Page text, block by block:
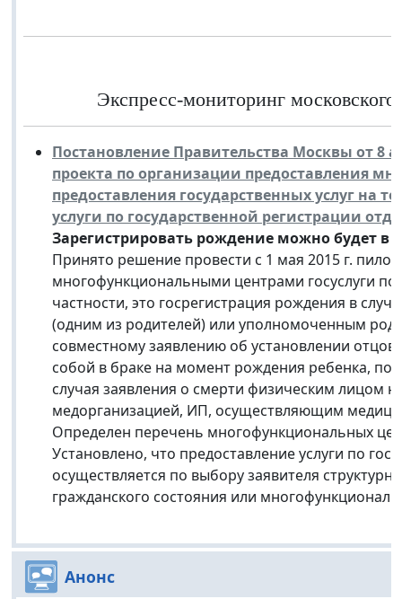
Экспресс-мониторинг московского
Постановление Правительства Москвы от 8
проекта по организации предоставления
предоставления государственных услуг на
услуги по государственной регистрации
Зарегистрировать рождение можно будет в
Принято решение провести с 1 мая 2015 г.
многофункциональными центрами госуслуги по
частности, это госрегистрация рождения в
(одним из родителей) или уполномоченным
совместному заявлению об установлении
собой в браке на момент рождения ребенка,
случая заявления о смерти физическим лицом
медорганизацией, ИП, осуществляющим
Определен перечень многофункциональных
Установлено, что предоставление услуги по
осуществляется по выбору заявителя
гражданского состояния или
Анонс